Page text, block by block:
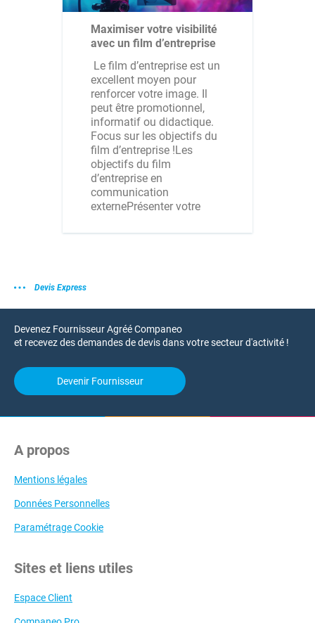
Maximiser votre visibilité
avec un film d’entreprise
Le film d’entreprise est un
excellent moyen pour
renforcer votre image. Il
peut être promotionnel,
informatif ou didactique.
Focus sur les objectifs du
film d’entreprise !Les
objectifs du film
d’entreprise en
communication
externePrésenter votre
Devis Express
Devenez Fournisseur Agréé Companeo
et recevez des demandes de devis dans votre secteur d'activité !
Devenir Fournisseur
A propos
Mentions légales
Données Personnelles
Paramétrage Cookie
Sites et liens utiles
Espace Client